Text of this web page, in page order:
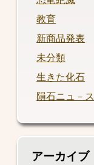
教育
新商品発表
未分類
生きた化石
隕石ニュ－ス
アーカイブ